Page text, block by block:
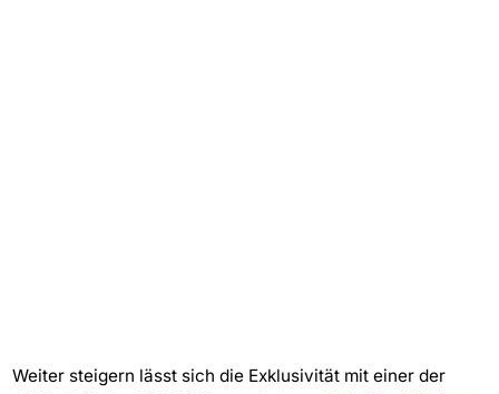
Weiter steigern lässt sich die Exklusivität mit einer der